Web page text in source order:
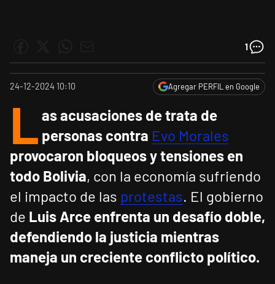
1
24-12-2024 10:10 Agregar PERFIL en Google
L as acusaciones de trata de
personas contra Evo Morales
provocaron bloqueos y tensiones en
todo Bolivia, con la economía sufriendo
el impacto de las protestas. El gobierno
de Luis Arce enfrenta un desafío doble,
defendiendo la justicia mientras
maneja un creciente conflicto político.